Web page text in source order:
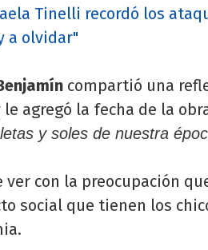
Tinelli recordó los
a olvidar"
compartió una
agregó la fecha de la
y soles de nuestra
ver con la preocupación
social que tienen los